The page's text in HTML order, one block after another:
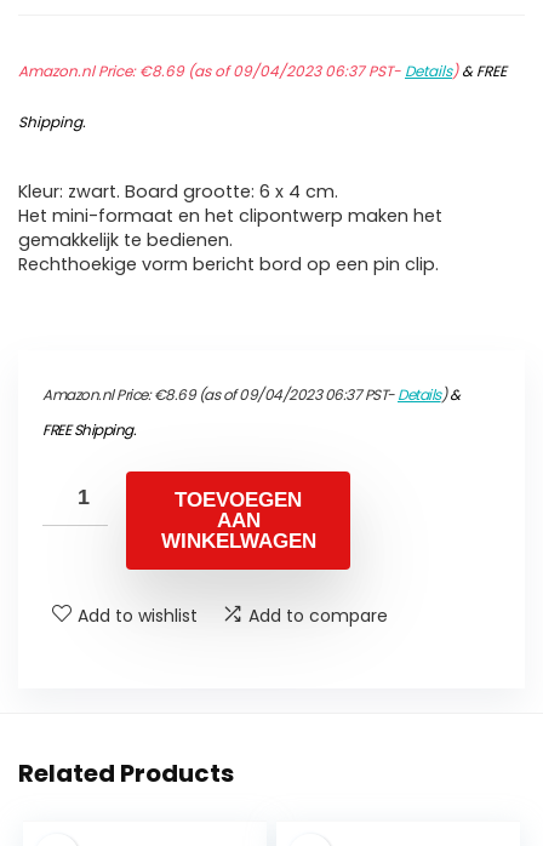
Amazon.nl Price:€8.69(as of 09/04/2023 06:37 PST- Details)&FREE
Shipping.
Kleur: zwart. Board grootte: 6 x 4 cm.
Het mini-formaat en het clipontwerp maken het
gemakkelijk te bedienen.
Rechthoekige vorm bericht bord op een pin clip.
Amazon.nl Price:€8.69(as of 09/04/2023 06:37 PST-Details)&
FREE Shipping.
TOEVOEGEN
AAN
WINKELWAGEN
Add to wishlist Add to compare
Related Products